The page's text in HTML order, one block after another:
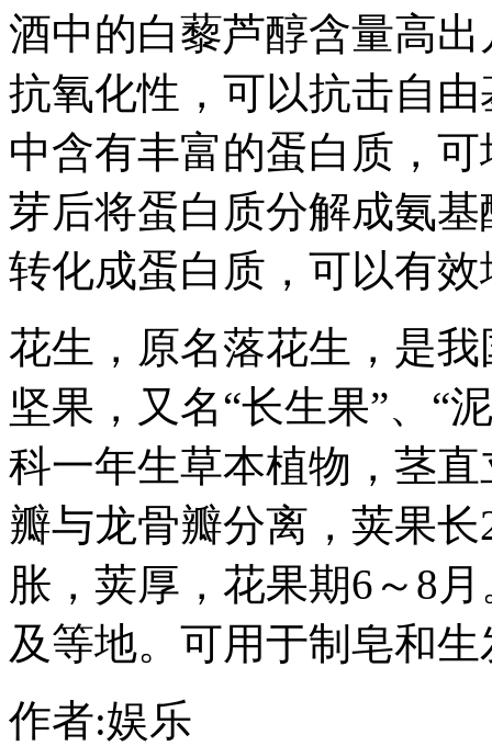
酒中的白藜芦醇含量高
抗氧化性，可以抗击自
中含有丰富的蛋白质，
芽后将蛋白质分解成氨
转化成蛋白质，可以有
花生，原名落花生，是
坚果，又名“长生果”、“
科一年生草本植物，茎
瓣与龙骨瓣分离，荚果
胀，荚厚，花果期6～8
及等地。可用于制皂和
作者:娱乐